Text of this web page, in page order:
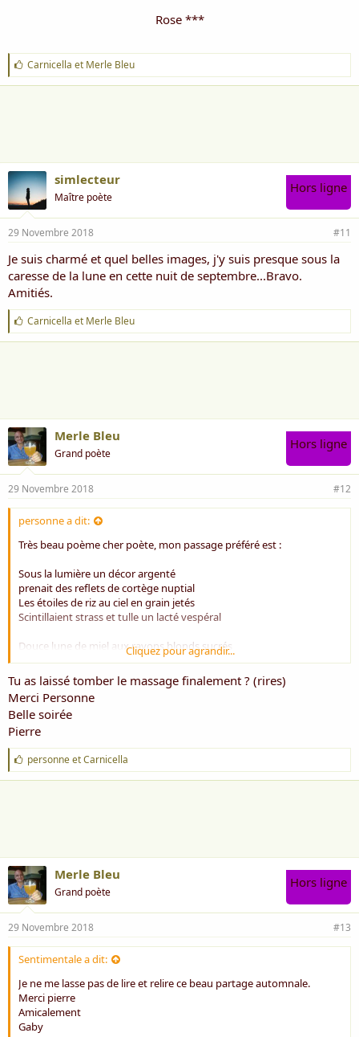
Rose ***
J
'
a
Carnicella et Merle Bleu
simlecteur
Maître poète
Hors ligne
29 Novembre 2018 #11
Je suis charmé et quel belles images, j'y suis presque sous la
caresse de la lune en cette nuit de septembre...Bravo.
Amitiés.
J
'
a
Carnicella et Merle Bleu
Merle Bleu
Grand poète
Hors ligne
29 Novembre 2018 #12
personne a dit:
Très beau poème cher poète, mon passage préféré est :
Sous la lumière un décor argenté
prenait des reflets de cortège nuptial
Les étoiles de riz au ciel en grain jetés
Scintillaient strass et tulle un lacté vespéral
Douce lune de miel aux rayons blonds sucrés
Jeune amante mariée en traîne de nuages
Laisse moi soulever ta robe de nacré
Ton voile immaculé fluctuant de mirages
C'est divinement BEAU, ta plume est magnifique
Bonne journée
Amitié
Cliquez pour agrandir...
Tu as laissé tomber le massage finalement ? (rires)
Merci Personne
Belle soirée
Pierre
J
'
a
personneetCarnicella
Merle Bleu
Grand poète
Hors ligne
29 Novembre 2018 #13
Sentimentale a dit:
Je ne me lasse pas de lire et relire ce beau partage automnale.
Merci pierre
Amicalement
Gaby